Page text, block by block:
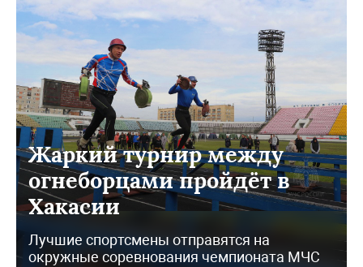
Жаркий турнир между
огнеборцами пройдёт в
Хакасии
Лучшие спортсмены отправятся на
окружные соревнования чемпионата МЧС